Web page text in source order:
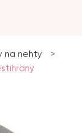
na nehty
>